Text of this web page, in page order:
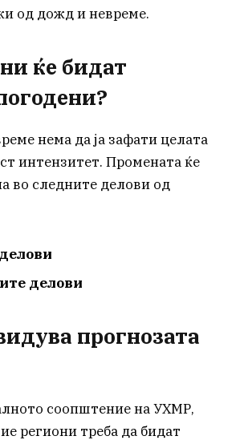
од дожд и невреме.
ќе бидат
нема да ја зафати целата
интензитет. Промената ќе
во следните делови од
делови
прогнозата
соопштение на УХМР,
региони треба да бидат